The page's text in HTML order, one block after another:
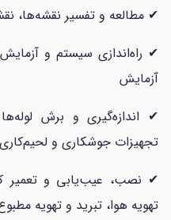
✔ مطالعه و تفسیر نقشه‌ها،
✔ راه‌اندازی سیستم و
آزمایش
✔ اندازه‌گیری و برش
تجهیزات جوشکاری و لحیم‌کاری
✔ نصب، عیب‌یابی و تعمیر
تهویه هوا، تبرید و تهویه